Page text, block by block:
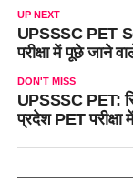
UP NEXT
UPSSSC PET
परीक्षा में पूछे जाने
DON'T MISS
UPSSSC PET:
प्रदेश PET